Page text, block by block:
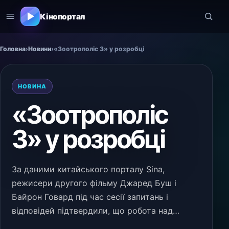
Кінопортал
Головна›Новини›«Зоотрополіс 3» у розробці
НОВИНА
«Зоотрополіс
3» у розробці
За даними китайського порталу Sina,
режисери другого фільму Джаред Буш і
Байрон Говард під час сесії запитань і
відповідей підтвердили, що робота над